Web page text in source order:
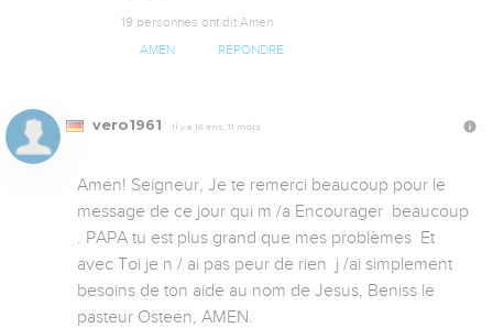
19 personnes ont dit Amen
AMEN RÉPONDRE
vero1961 Il y a 16 ans, 11 mois
Amen! Seigneur, Je te remerci beaucoup pour le
message de ce jour qui m /a Encourager  beaucoup
. PAPA tu est plus grand que mes problèmes  Et
avec Toi je n / ai pas peur de rien  j /ai simplement
besoins de ton aide au nom de Jesus, Beniss le
pasteur Osteen, AMEN.